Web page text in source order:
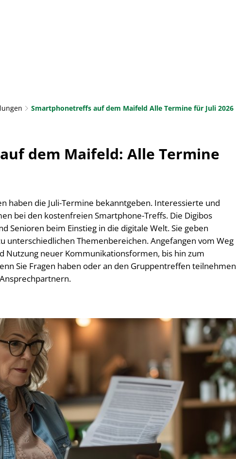
Smartphonetreffs auf dem Maifeld Alle Termine für Juli 2026
dem Maifeld: Alle Termine
haben die Juli-Termine bekanntgeben. Interessierte und
bei den kostenfreien Smartphone-Treffs. Die Digibos
Senioren beim Einstieg in die digitale Welt. Sie geben
unterschiedlichen Themenbereichen. Angefangen vom Weg
Nutzung neuer Kommunikationsformen, bis hin zum
Sie Fragen haben oder an den Gruppentreffen teilnehmen